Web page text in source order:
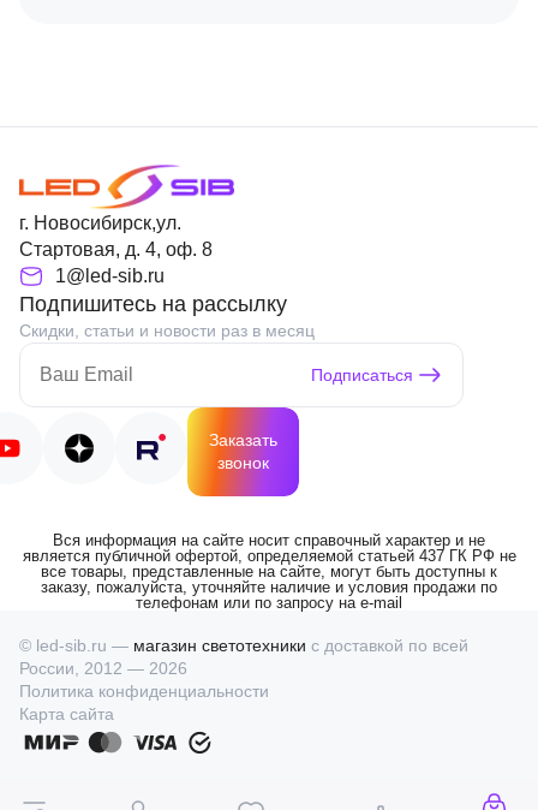
г. Новосибирск,ул.
Стартовая, д. 4, оф. 8
1@led-sib.ru
Подпишитесь на рассылку
Скидки, статьи и новости раз в месяц
Подписаться
Заказать
звонок
Вся информация на сайте носит справочный характер и не
является публичной офертой, определяемой статьей 437 ГК РФ не
все товары, представленные на сайте, могут быть доступны к
заказу, пожалуйста, уточняйте наличие и условия продажи по
телефонам или по запросу на e-mail
© led-sib.ru — магазин светотехники с доставкой по всей
России, 2012 — 2026
Политика конфиденциальности
Карта сайта